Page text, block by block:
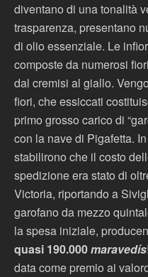
diventano di una tonalità
trasparenza, presentano
di olio essenziale. Le
composte da numerosi
dal cremisi al giallo.
fiori, che essiccati
primo grosso carico di
con la nave di Pigafetta.
stabilirono che il costo
spedizione era stato di
Victoria, riportando a
garofano da mezzo
la spesa iniziale,
quasi 190.000maravedís
data come premio ai